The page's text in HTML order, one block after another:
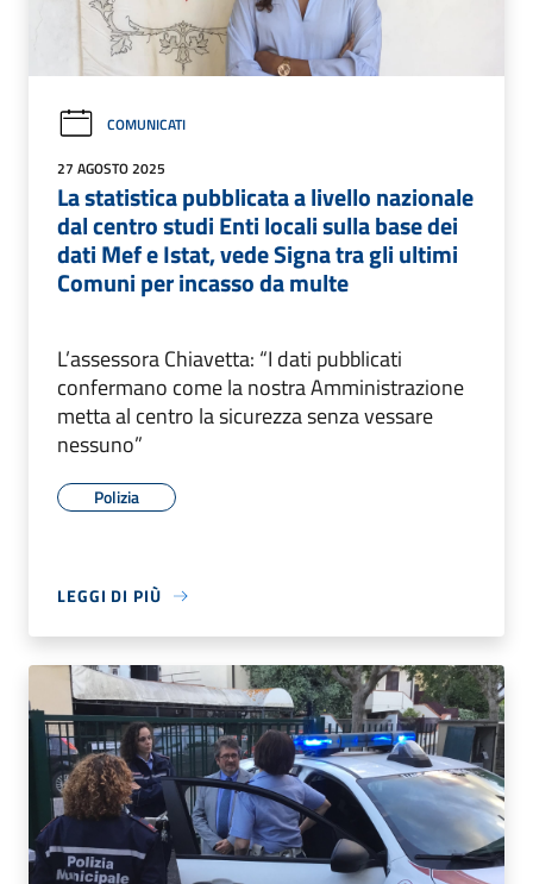
COMUNICATI
27 AGOSTO 2025
La statistica pubblicata a livello nazionale
dal centro studi Enti locali sulla base dei
dati Mef e Istat, vede Signa tra gli ultimi
Comuni per incasso da multe
L’assessora Chiavetta: “I dati pubblicati
confermano come la nostra Amministrazione
metta al centro la sicurezza senza vessare
nessuno”
Polizia
LEGGI DI PIÙ